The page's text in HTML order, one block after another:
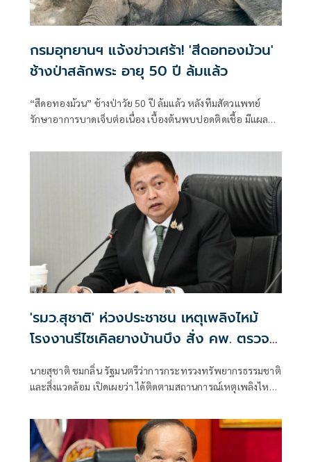
กรมอุทยานฯ แจ้งข่าวเศร้า! 'สีดอทองม้วน'
ช้างป่าสลักพระ อายุ 50 ปี ล้มแล้ว
“สีดอทองม้วน” ช้างป่าวัย 50 ปี ล้มแล้ว หลังทีมสัตวแพทย์
รักษาอาการบาดเจ็บต่อเนื่อง เบื้องต้นพบปอดติดเชื้อ มีแผลกด
'รมว.สุชาติ' ห่วงประชาชน เหตุเพลิงไหม้
โรงงานรีไซเคิลยางบ้านบึง สั่ง คพ. ตรวจ
คุณภาพอากาศเข้ม-แจ้งเตือนประชาชนใกล้
ชิด
นายสุชาติ ชมกลิ่น รัฐมนตรีว่าการกระทรวงทรัพยากรธรรมชาติ
และสิ่งแวดล้อม เปิดเผยว่า ได้ติดตามสถานการณ์เหตุเพลิงไหม้
จำกัด ตำบลคลองกิ่ว อำเภอบ้านบึง จังหวัดชลบุรี อย่างใกล้ชิด
ด้วยความห่วงใยผลกระทบด้านมลพิษและสุขภาพของ
ประชาชน พร้อมสั่งการให้กรมควบคุมมลพิษ (คพ.) บูรณาการ